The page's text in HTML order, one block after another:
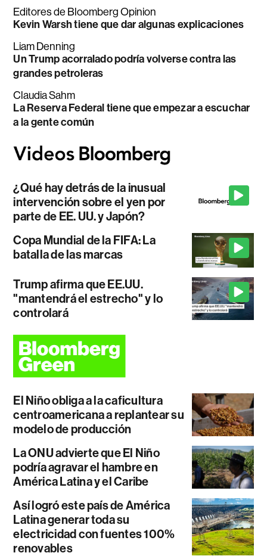
Editores de Bloomberg Opinion
Kevin Warsh tiene que dar algunas explicaciones
Liam Denning
Un Trump acorralado podría volverse contra las
grandes petroleras
Claudia Sahm
La Reserva Federal tiene que empezar a escuchar
a la gente común
¿Qué hay detrás de la inusual
intervención sobre el yen por
parte de EE. UU. y Japón?
Copa Mundial de la FIFA: La
batalla de las marcas
Trump afirma que EE.UU.
"mantendrá el estrecho" y lo
controlará
El Niño obliga a la caficultura
centroamericana a replantear su
modelo de producción
La ONU advierte que El Niño
podría agravar el hambre en
América Latina y el Caribe
Así logró este país de América
Latina generar toda su
electricidad con fuentes 100%
renovables